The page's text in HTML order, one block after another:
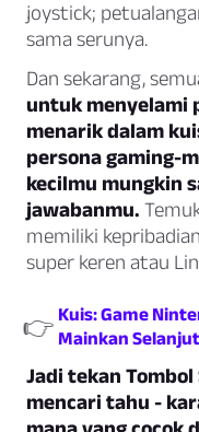
joystick;
sama serunya.
Dan sekarang,
untuk menyelami
menarik dalam
persona gaming-
kecilmu mungkin
jawabanmu.
memiliki
super keren atau
👉 Kuis: Game
Mainkan
Jadi tekan
mencari tahu -